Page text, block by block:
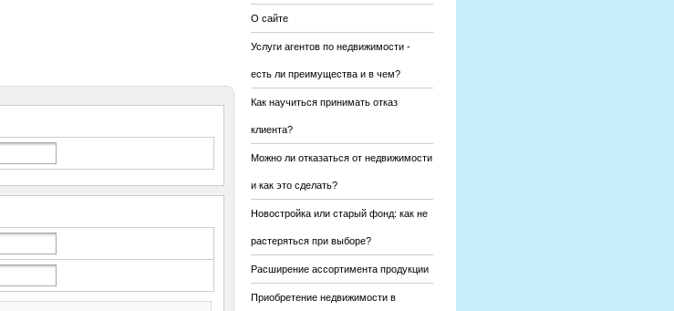
О сайте
Услуги агентов по недвижимости -
есть ли преимущества и в чем?
Как научиться принимать отказ
клиента?
Можно ли отказаться от недвижимости
и как это сделать?
Новостройка или старый фонд: как не
растеряться при выборе?
Расширение ассортимента продукции
Приобретение недвижимости в